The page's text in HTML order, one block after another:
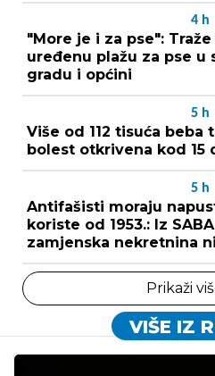
4 h
"More je i za pse":
uređenu plažu za pse u
gradu i općini
5 h
Više od 112 tisuća beba
bolest otkrivena kod 15
5 h
Antifašisti moraju
koriste od 1953.: Iz
zamjenska nekretnina
Prikaži
VIŠE IZ